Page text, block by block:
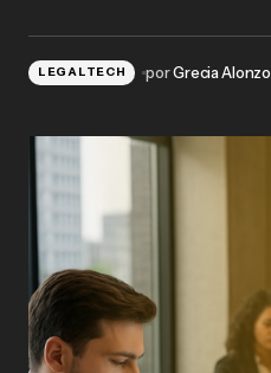
LEGALTECH porGrecia Alonzo